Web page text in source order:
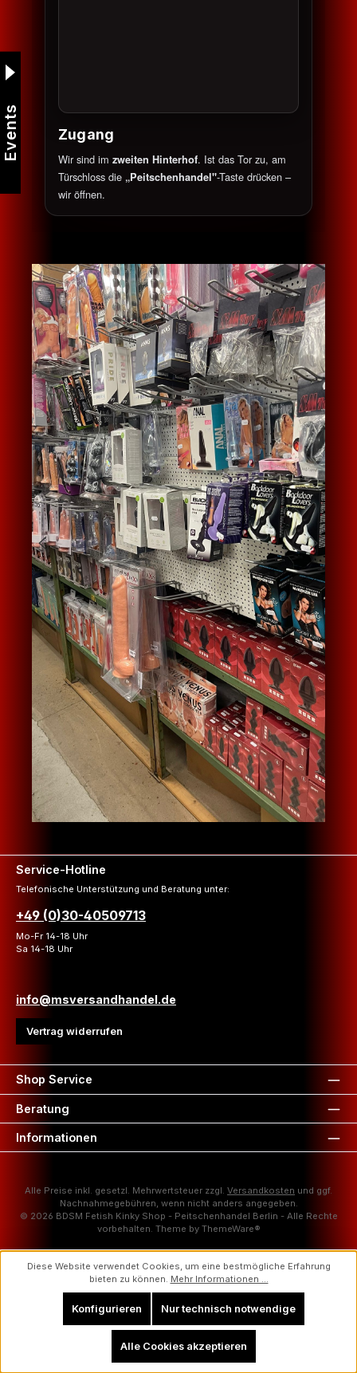
Zugang
Wir sind im zweiten Hinterhof. Ist das Tor zu, am
Türschloss die „Peitschenhandel"-Taste drücken –
wir öffnen.
Bildergalerie überspringen
Service-Hotline
Telefonische Unterstützung und Beratung unter:
+49 (0)30-40509713
Mo-Fr 14-18 Uhr
Sa 14-18 Uhr
info@msversandhandel.de
Vertrag widerrufen
Shop Service
Beratung
Informationen
Alle Preise inkl. gesetzl. Mehrwertsteuer zzgl. Versandkosten und ggf.
Nachnahmegebühren, wenn nicht anders angegeben.
© 2026 BDSM Fetish Kinky Shop - Peitschenhandel Berlin - Alle Rechte
vorbehalten. Theme by ThemeWare®
Diese Website verwendet Cookies, um eine bestmögliche Erfahrung
bieten zu können. Mehr Informationen ...
Nur technisch notwendige
Konfigurieren
Alle Cookies akzeptieren
Events